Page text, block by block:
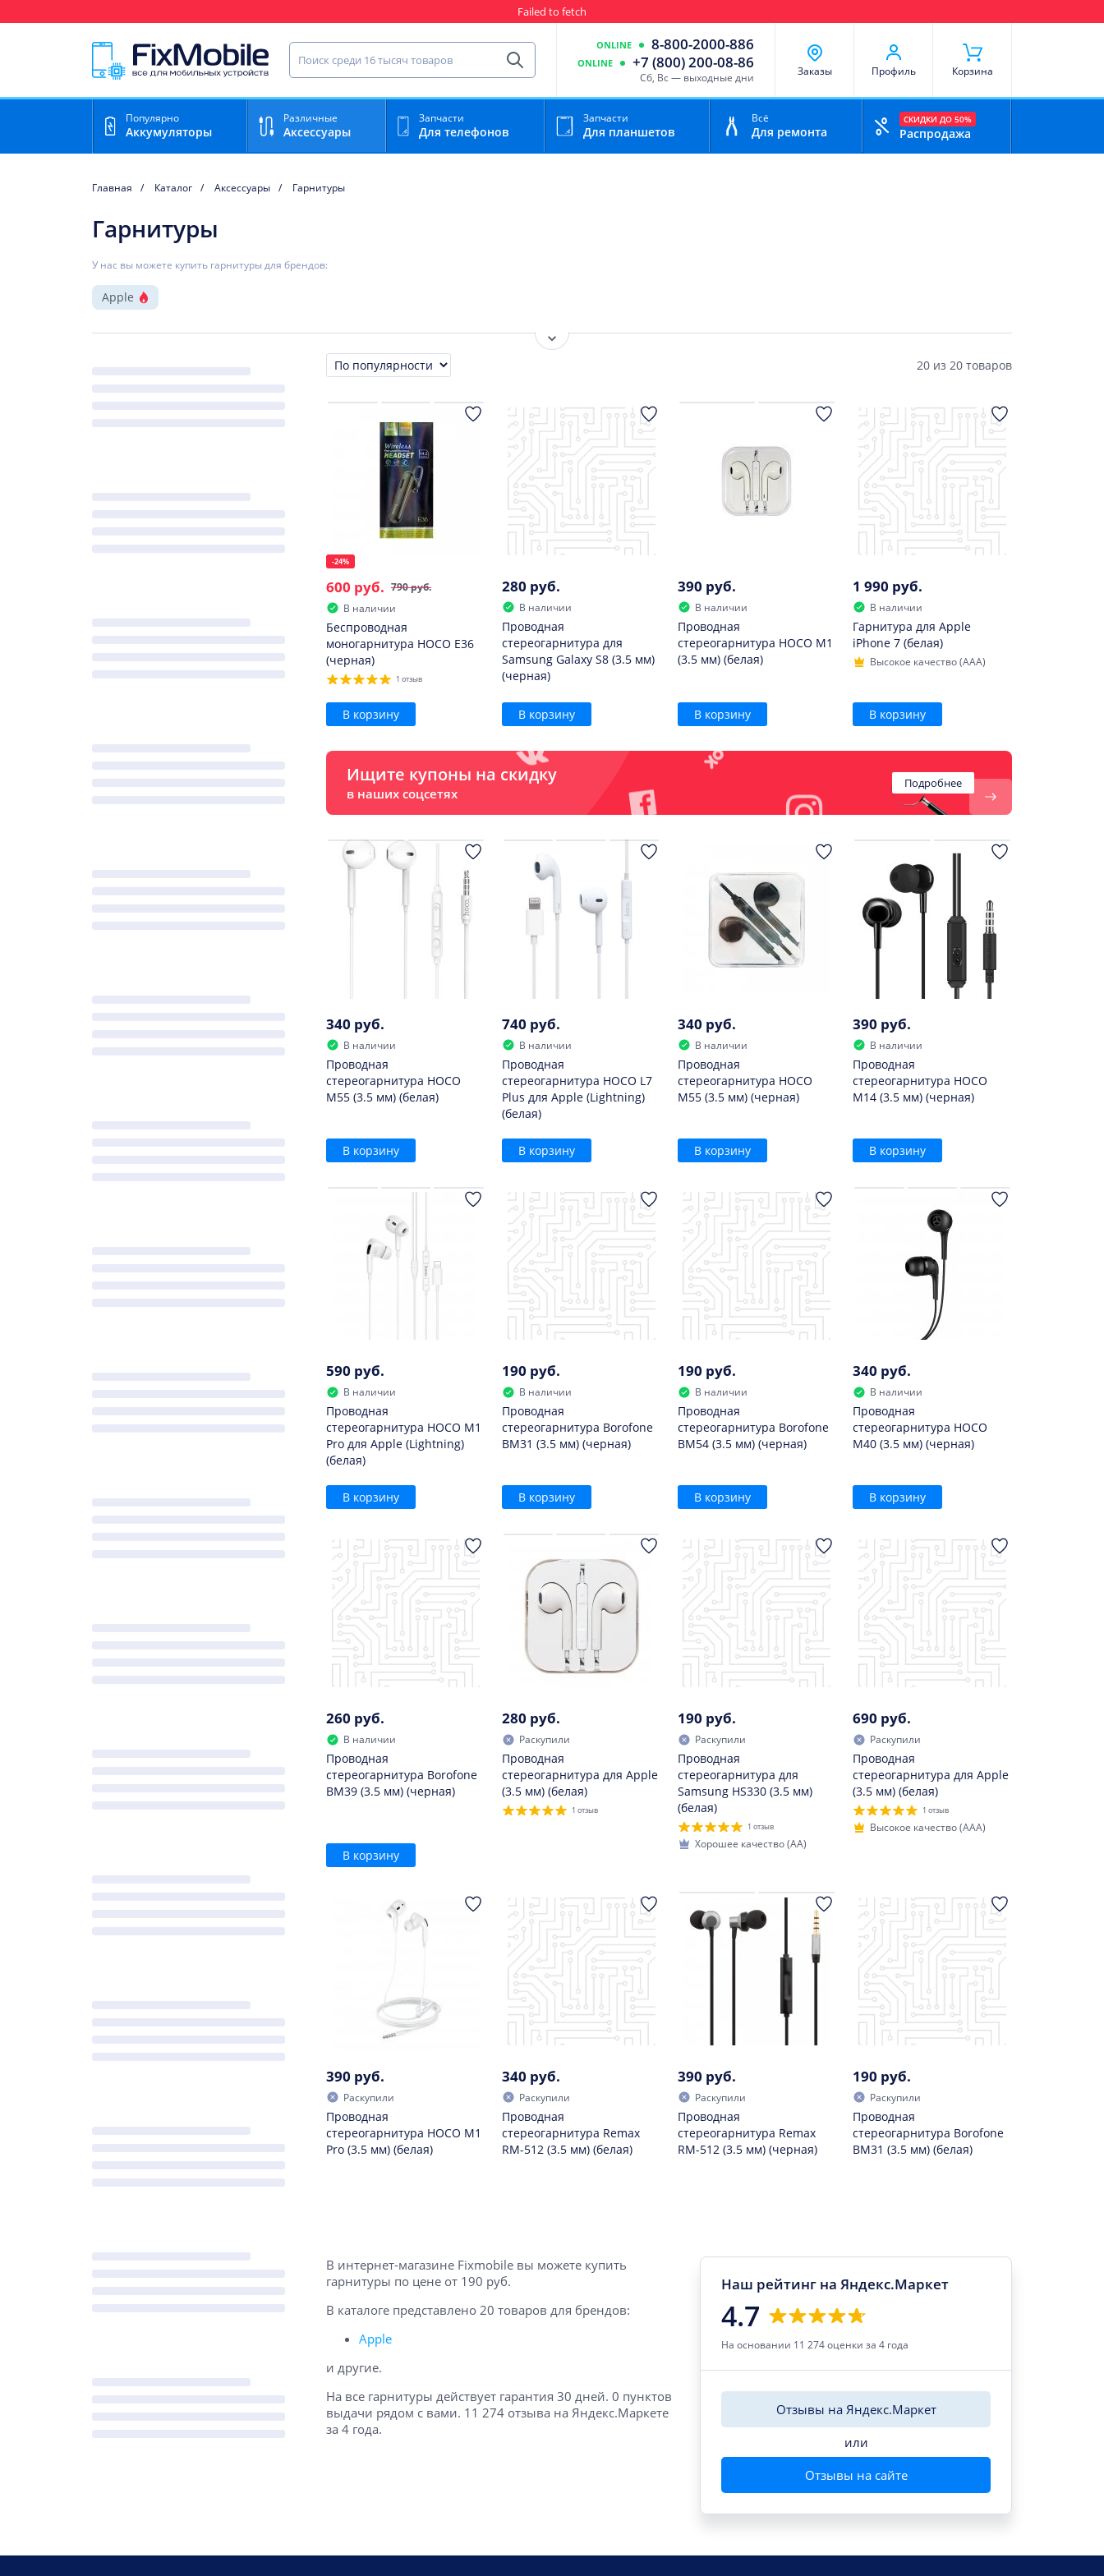
Найти запчасть для мобильного устройства
Найти
8-800-2000-886
ONLINE
+7 (800) 200-08-86
ONLINE
Cб, Вс — выходные дни Заказы Профиль Корзина
Популярно
Аккумуляторы
Различные
Аксессуары
Запчасти
Для телефонов
Запчасти
Для планшетов
Всё
Для ремонта
СКИДКИ ДО 50%
Распродажа
Главная Каталог Аксессуары Гарнитуры
Гарнитуры
У нас вы можете купить гарнитуры для брендов:
Apple
Показать ещё
Сортировка 20 из 20 товаров
-24%
790 руб.
600 руб.
В наличии
Беспроводная
моногарнитура HOCO E36
(черная)
1 отзыв
В корзину
280 руб.
В наличии
Проводная
стереогарнитура для
Samsung Galaxy S8 (3.5 мм)
(черная)
В корзину
390 руб.
В наличии
Проводная
стереогарнитура HOCO M1
(3.5 мм) (белая)
В корзину
1 990 руб.
В наличии
Гарнитура для Apple
iPhone 7 (белая)
Высокое качество (AAA)
В корзину
Ищите купоны на скидку
в наших соцсетях
Подробнее
340 руб.
В наличии
Проводная
стереогарнитура HOCO
M55 (3.5 мм) (белая)
В корзину
740 руб.
В наличии
Проводная
стереогарнитура HOCO L7
Plus для Apple (Lightning)
(белая)
В корзину
340 руб.
В наличии
Проводная
стереогарнитура HOCO
M55 (3.5 мм) (черная)
В корзину
390 руб.
В наличии
Проводная
стереогарнитура HOCO
M14 (3.5 мм) (черная)
В корзину
590 руб.
В наличии
Проводная
стереогарнитура HOCO M1
Pro для Apple (Lightning)
(белая)
В корзину
190 руб.
В наличии
Проводная
стереогарнитура Borofone
BM31 (3.5 мм) (черная)
В корзину
190 руб.
В наличии
Проводная
стереогарнитура Borofone
BM54 (3.5 мм) (черная)
В корзину
340 руб.
В наличии
Проводная
стереогарнитура HOCO
M40 (3.5 мм) (черная)
В корзину
260 руб.
В наличии
Проводная
стереогарнитура Borofone
BM39 (3.5 мм) (черная)
В корзину
280 руб.
Раскупили
Проводная
стереогарнитура для Apple
(3.5 мм) (белая)
1 отзыв
190 руб.
Раскупили
Проводная
стереогарнитура для
Samsung HS330 (3.5 мм)
(белая)
1 отзыв
Хорошее качество (AA)
690 руб.
Раскупили
Проводная
стереогарнитура для Apple
(3.5 мм) (белая)
1 отзыв
Высокое качество (AAA)
390 руб.
Раскупили
Проводная
стереогарнитура HOCO M1
Pro (3.5 мм) (белая)
340 руб.
Раскупили
Проводная
стереогарнитура Remax
RM-512 (3.5 мм) (белая)
390 руб.
Раскупили
Проводная
стереогарнитура Remax
RM-512 (3.5 мм) (черная)
190 руб.
Раскупили
Проводная
стереогарнитура Borofone
BM31 (3.5 мм) (белая)
Наш рейтинг на Яндекс.Маркет
4.7
На основании 11 274 оценки за 4 года
Отзывы на Яндекс.Маркет
или
Отзывы на сайте
В интернет-магазине Fixmobile вы можете купить
гарнитуры по цене от 190 руб.
В каталоге представлено 20 товаров для брендов:
Apple
и другие.
На все гарнитуры действует гарантия 30 дней. 0 пунктов
выдачи рядом с вами. 11 274 отзыва на Яндекс.Маркете
за 4 года.